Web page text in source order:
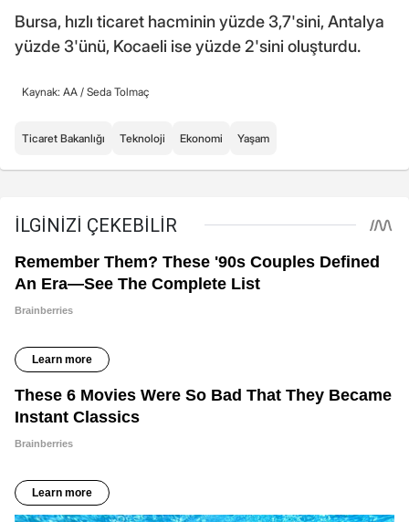
Bursa, hızlı ticaret hacminin yüzde 3,7'sini, Antalya
yüzde 3'ünü, Kocaeli ise yüzde 2'sini oluşturdu.
Kaynak: AA / Seda Tolmaç
Ticaret Bakanlığı Teknoloji Ekonomi Yaşam